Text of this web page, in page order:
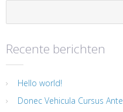
Recente berichten
Hello world!
Donec Vehicula Cursus Ante